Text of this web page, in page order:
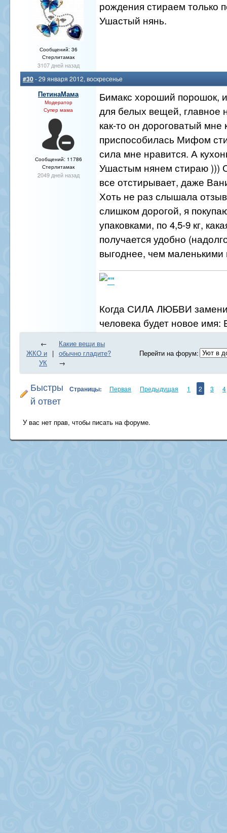
Сообщений: 36
Стерлитамак
3107 дней назад
рождения стираем только
Ушастый нянь.
#30- 29 января 2012, воскресенье
ПетинаМама
Модератор
Супер мама
Сообщений: 11786
Стерлитамак
2049 дней назад
Бимакс хороший порошок,
для белых вещей, главное
как-то он дороговатый мне
приспособилась Мифом
сила мне нравится. А
Ушастым нянем стираю )))
все отстирывает, даже
Хоть не раз слышала
слишком дорогой, я
упаковками, по 4,5-9 кг,
получается удобно
выгоднее, чем маленькими
Когда СИЛА ЛЮБВИ
человека будет новое
←
ЖКО и
УК
|
Какие вещи вы
обычно гладите?
→
Перейти на форум:
Страницы: Первая Предыдущая 1 2 3 4
Быстры
й ответ
У вас нет прав, чтобы писать на форуме.